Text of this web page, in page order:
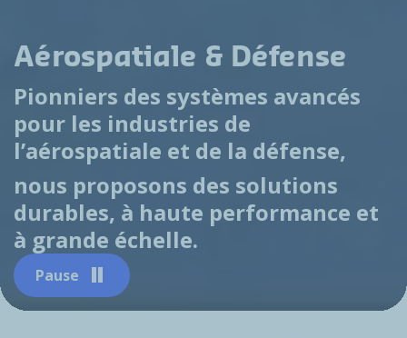
Pause
Aérospatiale & Défense
Pionniers des systèmes avancés
pour les industries de
l’aérospatiale et de la défense,
nous proposons des solutions
durables, à haute performance et
à grande échelle.